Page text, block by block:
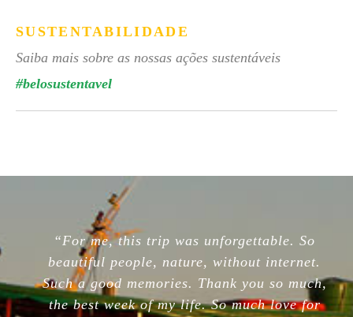
SUSTENTABILIDADE
Saiba mais sobre as nossas ações sustentáveis
#belosustentavel
“For me, this trip was unforgettable. So
beautiful people, nature, without internet.
Such a good memories. Thank you so much,
the best week of my life. So much love for